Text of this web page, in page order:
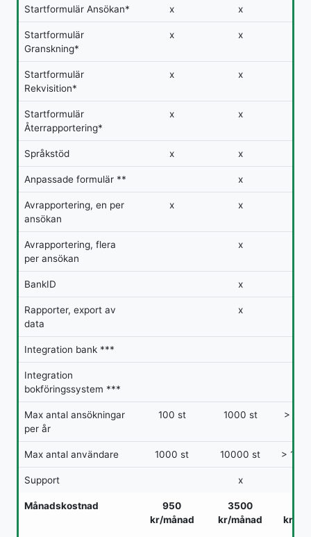
Startformulär Ansökan* x x
Startformulär
Granskning*
x x
Startformulär
Rekvisition*
x x
Startformulär
Återrapportering*
x x
Språkstöd x x
Anpassade formulär ** x
Avrapportering, en per
ansökan
x x
Avrapportering, flera
per ansökan
x
BankID x
Rapporter, export av
data
x
Integration bank ***
Integration
bokföringssystem ***
Max antal ansökningar
per år
100 st 1000 st >
Max antal användare 1000 st 10000 st >
Support x
Månadskostnad
950
kr/månad
3500
kr/månad
kr/